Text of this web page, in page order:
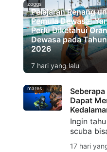
zoggs
Pelajaran Renang
Pemula Dewasa:
Perlu Diketahui
Dewasa pada Tahun
2026
7 hari yang lalu
mares
Dapat
Ingin
scuba
17 hari